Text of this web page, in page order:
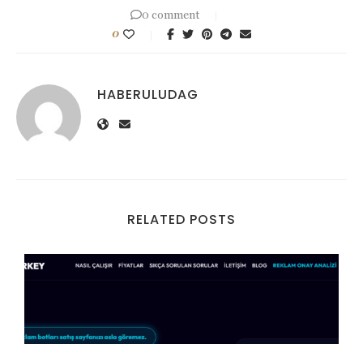
0 comment
0
HABERULUDAG
RELATED POSTS